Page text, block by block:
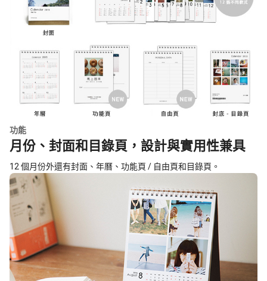
功能
月份、封面和目錄頁，設計與實用性兼具
12 個月份外還有封面、年曆、功能頁 / 自由頁和目錄頁。